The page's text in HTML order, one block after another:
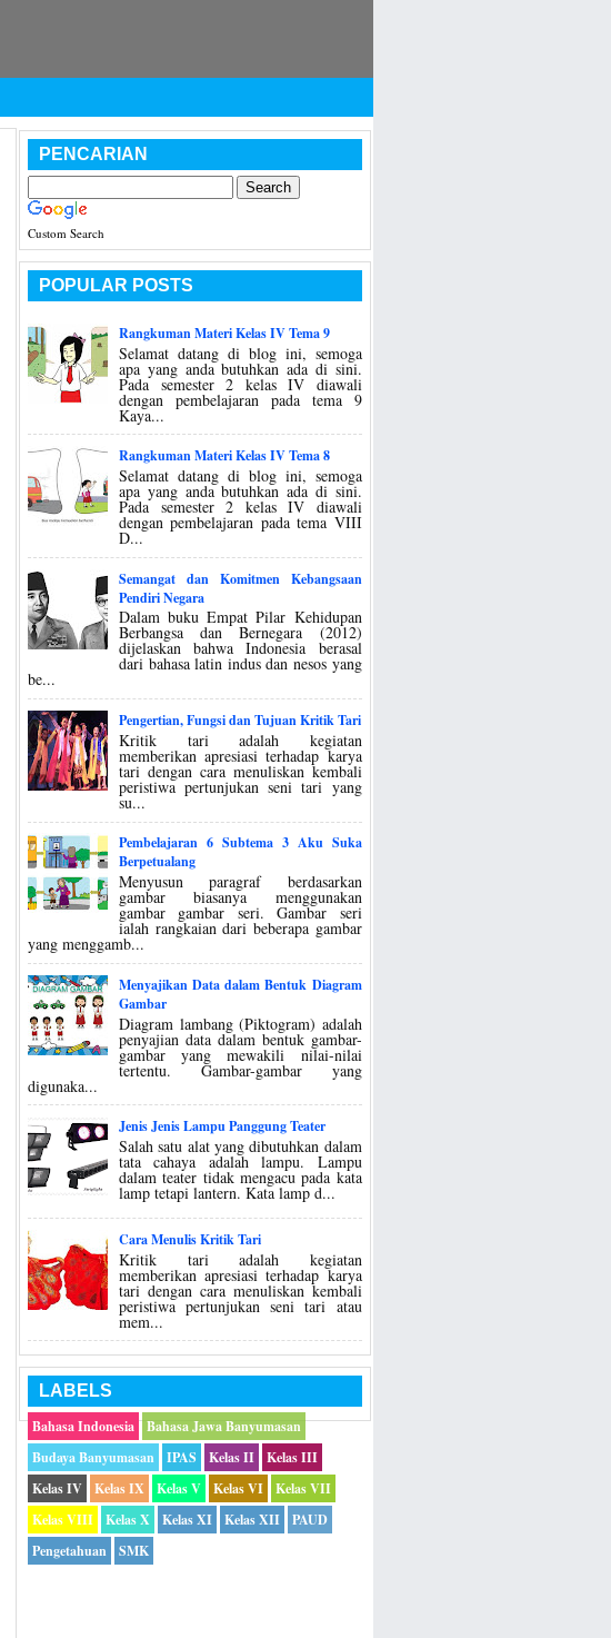
PENCARIAN
Custom Search
POPULAR POSTS
Rangkuman Materi Kelas IV Tema 9
Selamat datang di blog ini, semoga
apa yang anda butuhkan ada di sini.
Pada semester 2 kelas IV diawali
dengan pembelajaran pada tema 9
Kaya...
Rangkuman Materi Kelas IV Tema 8
Selamat datang di blog ini, semoga
apa yang anda butuhkan ada di sini.
Pada semester 2 kelas IV diawali
dengan pembelajaran pada tema VIII
D...
Semangat dan Komitmen Kebangsaan
Pendiri Negara
Dalam buku Empat Pilar Kehidupan
Berbangsa dan Bernegara (2012)
dijelaskan bahwa Indonesia berasal
dari bahasa latin indus dan nesos yang
be...
Pengertian, Fungsi dan Tujuan Kritik Tari
Kritik tari adalah kegiatan
memberikan apresiasi terhadap karya
tari dengan cara menuliskan kembali
peristiwa pertunjukan seni tari yang
su...
Pembelajaran 6 Subtema 3 Aku Suka
Berpetualang
Menyusun paragraf berdasarkan
gambar biasanya menggunakan
gambar gambar seri. Gambar seri
ialah rangkaian dari beberapa gambar
yang menggamb...
Menyajikan Data dalam Bentuk Diagram
Gambar
Diagram lambang (Piktogram) adalah
penyajian data dalam bentuk gambar-
gambar yang mewakili nilai-nilai
tertentu. Gambar-gambar yang
digunaka...
Jenis Jenis Lampu Panggung Teater
Salah satu alat yang dibutuhkan dalam
tata cahaya adalah lampu. Lampu
dalam teater tidak mengacu pada kata
lamp tetapi lantern. Kata lamp d...
Cara Menulis Kritik Tari
Kritik tari adalah kegiatan
memberikan apresiasi terhadap karya
tari dengan cara menuliskan kembali
peristiwa pertunjukan seni tari atau
mem...
LABELS
Bahasa Indonesia
Bahasa Jawa Banyumasan
Budaya Banyumasan
IPAS Kelas II
Kelas III
Kelas IV
Kelas IX Kelas V Kelas VI
Kelas VII
Kelas VIII
Kelas X Kelas XI Kelas XII
PAUD
Pengetahuan
SMK